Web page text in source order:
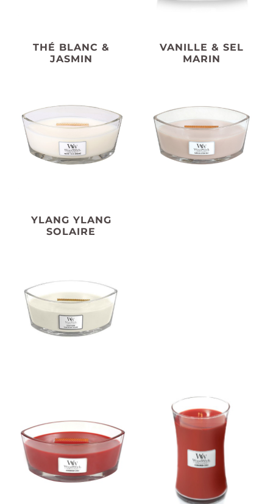
THÉ BLANC &
JASMIN
VANILLE & SEL
MARIN
YLANG YLANG
SOLAIRE